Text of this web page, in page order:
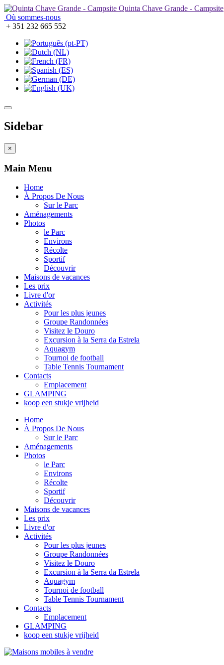
Quinta Chave Grande - Campsite
Où sommes-nous
+ 351 232 665 552
Sidebar
×
Main Menu
Home
À Propos De Nous
Sur le Parc
Aménagements
Photos
le Parc
Environs
Récolte
Sportif
Découvrir
Maisons de vacances
Les prix
Livre d'or
Activités
Pour les plus jeunes
Groupe Randonnées
Visitez le Douro
Excursion à la Serra da Estrela
Aquagym
Tournoi de football
Table Tennis Tournament
Contacts
Emplacement
GLAMPING
koop een stukje vrijheid
Home
À Propos De Nous
Sur le Parc
Aménagements
Photos
le Parc
Environs
Récolte
Sportif
Découvrir
Maisons de vacances
Les prix
Livre d'or
Activités
Pour les plus jeunes
Groupe Randonnées
Visitez le Douro
Excursion à la Serra da Estrela
Aquagym
Tournoi de football
Table Tennis Tournament
Contacts
Emplacement
GLAMPING
koop een stukje vrijheid